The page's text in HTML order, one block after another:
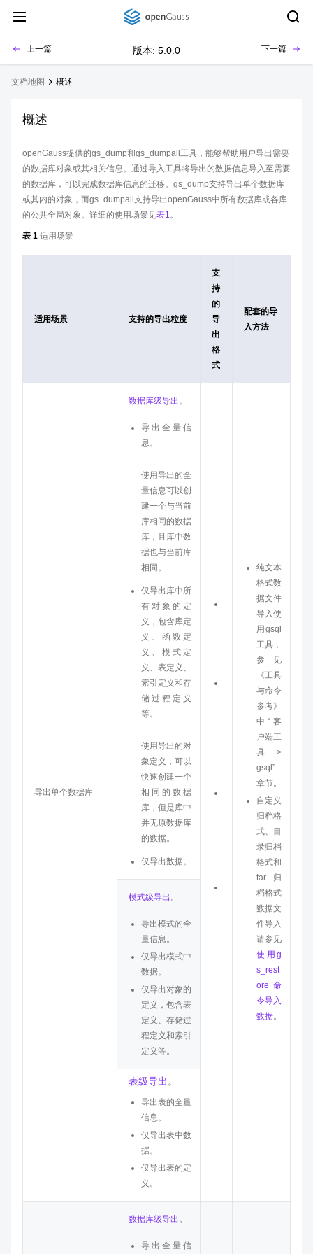
上一篇 版本: 5.0.0 下一篇
文档地图 概述
概述
openGauss提供的gs_dump和gs_dumpall工具，能够帮助用户导出需要
的数据库对象或其相关信息。通过导入工具将导出的数据信息导入至需要
的数据库，可以完成数据库信息的迁移。gs_dump支持导出单个数据库
或其内的对象，而gs_dumpall支持导出openGauss中所有数据库或各库
的公共全局对象。详细的使用场景见表1。
表 1 适用场景
适用场景 支持的导出粒度
支
持
的
导
出
格
式
配套的导
入方法
导出单个数据库
数据库级导出 。
导出全量信
息。
使用导出的全
量信息可以创
建一个与当前
库相同的数据
库，且库中数
据也与当前库
相同。
仅导出库中所
有对象的定
义，包含库定
义、函数定
义、模式定
义、表定义、
索引定义和存
储过程定义
等。
使用导出的对
象定义，可以
快速创建一个
相同的数据
库，但是库中
并无原数据库
的数据。
仅导出数据。
纯文本
格式数
据文件
导入使
用gsql
工具，
参见
《工具
与命令
参考》
中“客
户端工
具 >
gsql”
章节。
自定义
归档格
式、目
录归档
格式和
tar归
档格式
数据文
件导入
请参见
使用g
s_rest
ore命
令导入
数据。
模式级导出 。
导出模式的全
量信息。
仅导出模式中
数据。
仅导出对象的
定义，包含表
定义、存储过
程定义和索引
定义等。
表级导出 。
导出表的全量
信息。
仅导出表中数
据。
仅导出表的定
义。
数据库级导出 。
导出全量信